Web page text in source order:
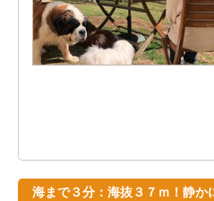
海まで３分：海抜３７ｍ！静